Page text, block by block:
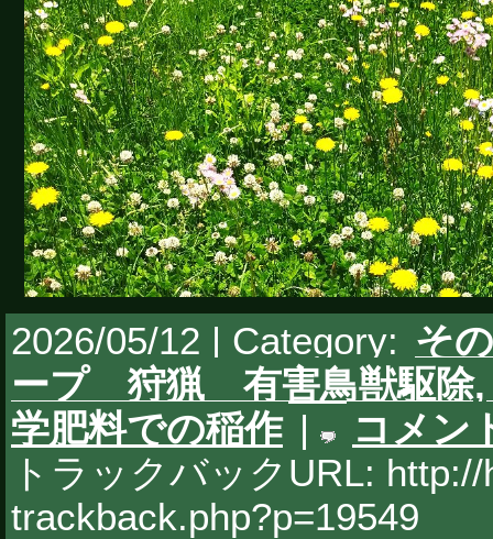
2026/05/12 | Category: そ
ープ 狩猟 有害鳥獣駆除
学肥料での稲作 |
コメン
トラックバックURL:
trackback.php?p=19549